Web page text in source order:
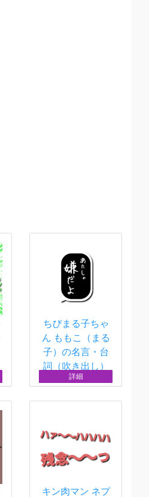
ちびまる子ちゃ
ん ももこ（まる
子）の名言・台
詞（吹き出し）
詳細
キン肉マン ネプ